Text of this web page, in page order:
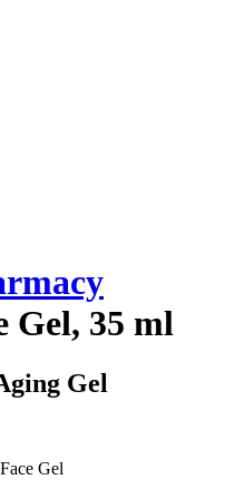
Gel, 35 ml
Gel
Gel